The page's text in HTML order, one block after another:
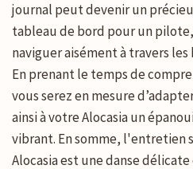
journal peut devenir un
tableau de bord pour un
naviguer aisément à travers
En prenant le temps de
vous serez en mesure
ainsi à votre Alocasia un
vibrant. En somme, l'entretien
Alocasia est une danse